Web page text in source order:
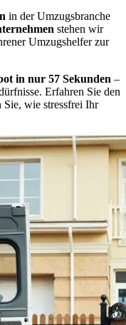
in der Umzugsbranche
stehen wir
Umzugshelfer zur
in nur 57 Sekunden –
Erfahren Sie den
wie stressfrei Ihr